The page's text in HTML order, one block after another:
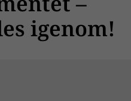
igenom!